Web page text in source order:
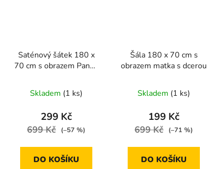
Saténový šátek 180 x
70 cm s obrazem Panny
Skladem (1 ks)
299 Kč
699 Kč (–57 %)
DO KOŠÍKU
Šála 180 x 70 cm s
obrazem matka s dcerou
Skladem (1 ks)
199 Kč
699 Kč (–71 %)
DO KOŠÍKU